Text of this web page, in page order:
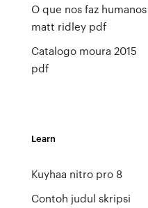
O que nos faz humanos
matt ridley pdf
Catalogo moura 2015
pdf
Learn
Kuyhaa nitro pro 8
Contoh judul skripsi